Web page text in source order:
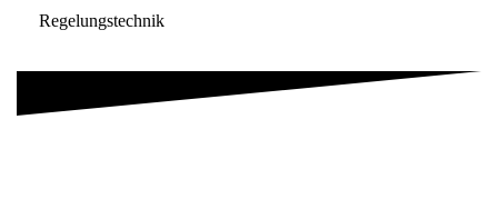
Regelungstechnik